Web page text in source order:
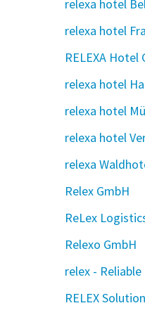
relexa hotel
relexa hotel
RELEXA Hotel
relexa hotel
relexa hotel
relexa hotel
relexa
Relex GmbH
ReLex
Relexo GmbH
relex -
RELEX